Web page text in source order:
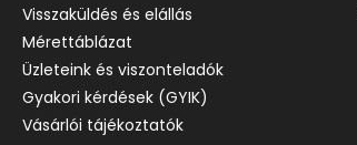
Visszaküldés és elállás
Mérettáblázat
Üzleteink és viszonteladók
Gyakori kérdések (GYIK)
Vásárlói tájékoztatók